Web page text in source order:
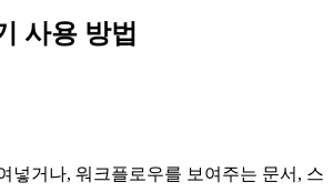
사용 방법
넣거나, 워크플로우를 보여주는 문서,